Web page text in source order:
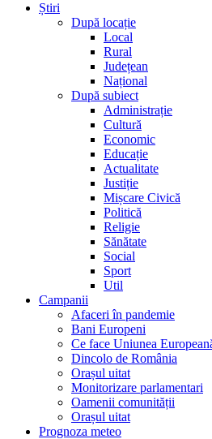
Știri
După locație
Local
Rural
Județean
Național
După subiect
Administrație
Cultură
Economic
Educație
Actualitate
Justiție
Mișcare Civică
Politică
Religie
Sănătate
Social
Sport
Util
Campanii
Afaceri în pandemie
Bani Europeni
Ce face Uniunea
Dincolo de România
Orașul uitat
Monitorizare parlamentari
Oamenii comunității
Orașul uitat
Prognoza meteo